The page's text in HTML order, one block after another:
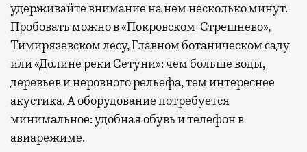
удерживайте внимание на нем несколько минут.
Пробовать можно в «Покровском-Стрешнево»,
Тимирязевском лесу, Главном ботаническом саду
или «Долине реки Сетуни»: чем больше воды,
деревьев и неровного рельефа, тем интереснее
акустика. А оборудование потребуется
минимальное: удобная обувь и телефон в
авиарежиме.